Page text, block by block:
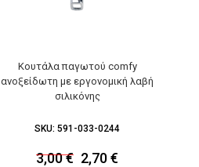
Κουτάλα παγωτού comfy
ανοξείδωτη με εργονομική λαβή
σιλικόνης
SKU:591-033-0244
3,00€ 2,70€